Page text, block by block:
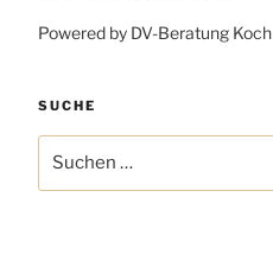
Powered by DV-Beratung Koch
SUCHE
nach: